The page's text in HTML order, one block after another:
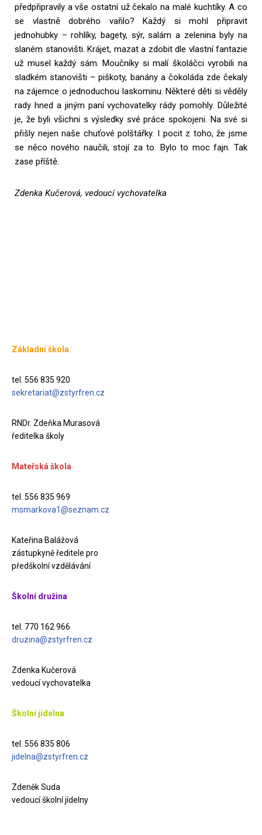
předpřipravily a vše ostatní už čekalo na malé kuchtíky. A co
se vlastně dobrého vařilo? Každý si mohl připravit
jednohubky – rohlíky, bagety, sýr, salám a zelenina byly na
slaném stanovišti. Krájet, mazat a zdobit dle vlastní fantazie
už musel každý sám. Moučníky si malí školáčci vyrobili na
sladkém stanovišti – piškoty, banány a čokoláda zde čekaly
na zájemce o jednoduchou laskominu. Některé děti si věděly
rady hned a jiným paní vychovatelky rády pomohly. Důležité
je, že byli všichni s výsledky své práce spokojeni. Na své si
přišly nejen naše chuťové polštářky. I pocit z toho, že jsme
se něco nového naučili, stojí za to. Bylo to moc fajn. Tak
zase příště.
Zdenka Kučerová, vedoucí vychovatelka
Základní škola
tel. 556 835 920
sekretariat@zstyrfren.cz
RNDr. Zdeňka Murasová
ředitelka školy
Mateřská škola
tel. 556 835 969
msmarkova1@seznam.cz
Kateřina Balážová
zástupkyně ředitele pro
předškolní vzdělávání
Školní družina
tel. 770 162 966
druzina@zstyrfren.cz
Zdenka Kučerová
vedoucí vychovatelka
Školní jídelna
tel. 556 835 806
jidelna@zstyrfren.cz
Zdeněk Suda
vedoucí školní jídelny